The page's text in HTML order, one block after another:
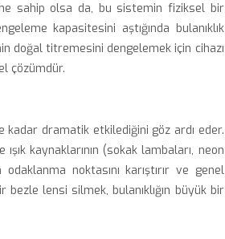
sahip olsa da, bu sistemin fiziksel bir
kapasitesini aştığında bulanıklık
doğal titremesini dengelemek için cihazı
çözümdür.
kadar dramatik etkilediğini göz ardı eder.
kaynaklarının (sokak lambaları, neon
noktasını karıştırır ve genel
lensi silmek, bulanıklığın büyük bir